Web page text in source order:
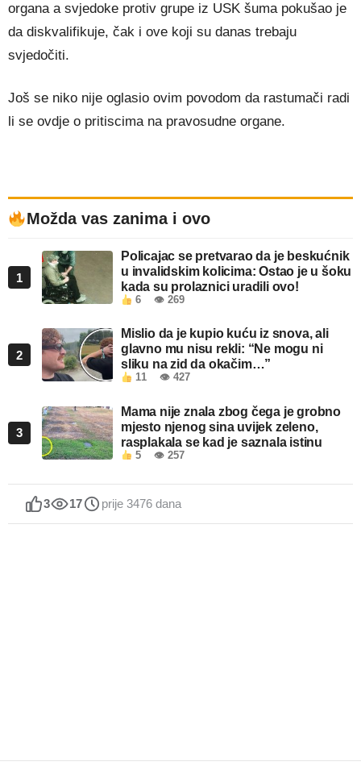
organa a svjedoke protiv grupe iz USK šuma pokušao je
da diskvalifikuje, čak i ove koji su danas trebaju
svjedočiti.
Još se niko nije oglasio ovim povodom da rastumači radi
li se ovdje o pritiscima na pravosudne organe.
Možda vas zanima i ovo
1
Policajac se pretvarao da je beskućnik
u invalidskim kolicima: Ostao je u šoku
kada su prolaznici uradili ovo!
6 👁 269
2
Mislio da je kupio kuću iz snova, ali
glavno mu nisu rekli: “Ne mogu ni
sliku na zid da okačim…”
11 👁 427
3
Mama nije znala zbog čega je grobno
mjesto njenog sina uvijek zeleno,
rasplakala se kad je saznala istinu
5 👁 257
3 17 prije 3476 dana